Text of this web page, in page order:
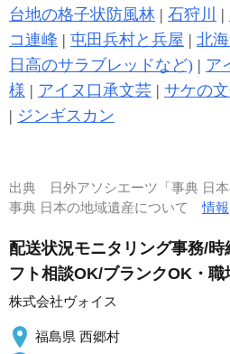
台地の格子状防風林 | 石狩川 |
コ連峰 | 屯田兵村と兵屋 | 北
日高のサラブレッドなど) | ア
様 | アイヌ口承文芸 | サケの
| ジンギスカン
出典
日外アソシエーツ「事典 日本
事典 日本の地域遺産について情報
配送状況モニタリング事務/
フト相談OK/ブランクOK・
株式会社ヴォイス
福島県 西郷村